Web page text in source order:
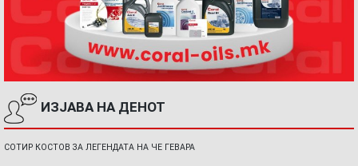
ИЗЈАВА НА ДЕНОТ
СОТИР КОСТОВ ЗА ЛЕГЕНДАТА НА ЧЕ ГЕВАРА